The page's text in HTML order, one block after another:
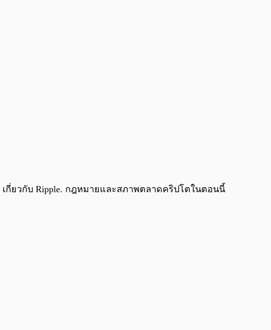
เกี่ยวกับ Ripple. กฎหมายและสภาพตลาดคริปโตในตอนนี้